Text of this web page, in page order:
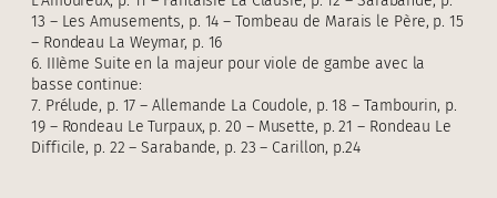
13 – Les Amusements, p. 14 – Tombeau de Marais le Père, p. 15
– Rondeau La Weymar, p. 16
6. IIIème Suite en la majeur pour viole de gambe avec la
basse continue:
7. Prélude, p. 17 – Allemande La Coudole, p. 18 – Tambourin, p.
19 – Rondeau Le Turpaux, p. 20 – Musette, p. 21 – Rondeau Le
Difficile, p. 22 – Sarabande, p. 23 – Carillon, p.24